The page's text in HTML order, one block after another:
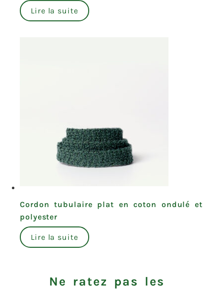
Lire la suite
Cordon tubulaire plat en coton ondulé et
polyester
Lire la suite
Ne ratez pas les